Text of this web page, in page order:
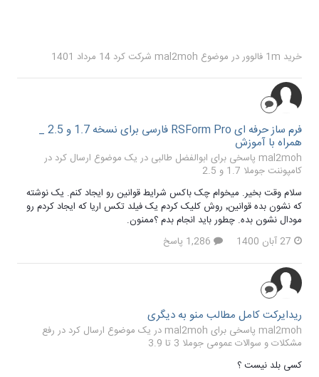
خرید 1m فالوور در موضوع mal2moh شرکت کرد 14 مرداد 1401
فرم ساز حرفه ای RSForm Pro فارسی برای نسخه 1.7 و 2.5 _
همراه با آموزش
mal2moh پاسخی برای ابوالفضل طالبی در یک موضوع ارسال کرد در
کامپوننت جوملا 1.7 و 2.5
سلام وقت بخیر. میخوام چک باکس شرایط قوانین رو ایجاد کنم. یک نوشته
که نشون بده قوانین٬ روش کلیک کردم یک فیلد تکس اریا که ایجاد کردم رو
مودال نشون بده. چطور باید انجام بدم ؟‌ممنون.
27 آبان 1400
ریدایرکت کامل مطالب منو به دیگری
mal2moh پاسخی برای mal2moh در یک موضوع ارسال کرد در
رفع
مشکلات و سوالات عمومی جوملا 3 تا 3.9
کسی بلد نیست ؟